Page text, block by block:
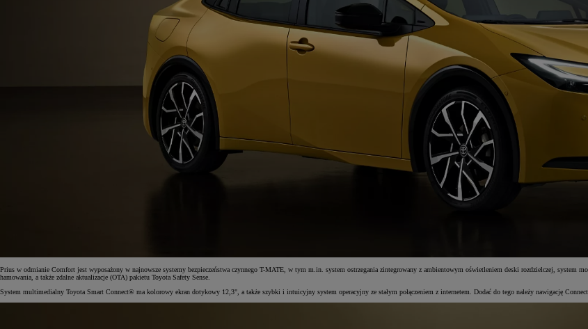
Prius w odmianie Comfort jest wyposażony w najnowsze systemy bezpieczeństwa czynnego T-MATE, w tym m.in. system ostrzegania zintegrowany z ambientowym oświetleniem deski rozdzielczej, system
hamowania, a także zdalne aktualizacje (OTA) pakietu Toyota Safety Sense.
System multimedialny Toyota Smart Connect® ma kolorowy ekran dotykowy 12,3", a także szybki i intuicyjny system operacyjny ze stałym połączeniem z internetem. Dodać do tego należy nawigację